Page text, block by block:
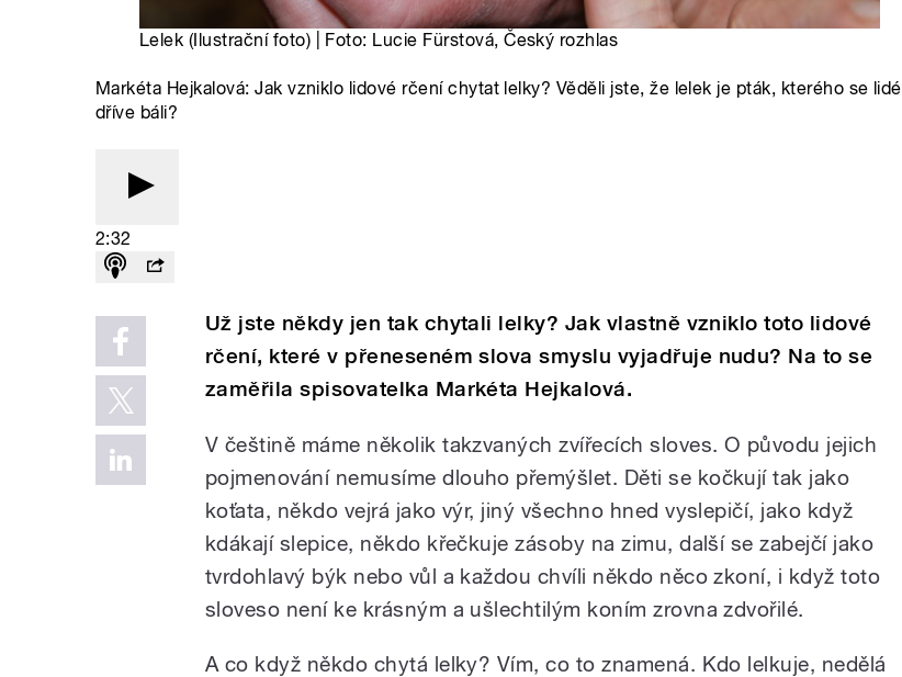
Lelek (Ilustrační foto) | Foto: Lucie Fürstová, Český rozhlas
Markéta Hejkalová: Jak vzniklo lidové rčení chytat lelky? Věděli jste, že lelek je pták, kterého se lidé
dříve báli?
2:32
Už jste někdy jen tak chytali lelky? Jak vlastně vzniklo toto lidové
rčení, které v přeneseném slova smyslu vyjadřuje nudu? Na to se
zaměřila spisovatelka Markéta Hejkalová.
V češtině máme několik takzvaných zvířecích sloves. O původu jejich
pojmenování nemusíme dlouho přemýšlet. Děti se kočkují tak jako
koťata, někdo vejrá jako výr, jiný všechno hned vyslepičí, jako když
kdákají slepice, někdo křečkuje zásoby na zimu, další se zabejčí jako
tvrdohlavý býk nebo vůl a každou chvíli někdo něco zkoní, i když toto
sloveso není ke krásným a ušlechtilým koním zrovna zdvořilé.
A co když někdo chytá lelky? Vím, co to znamená. Kdo lelkuje, nedělá